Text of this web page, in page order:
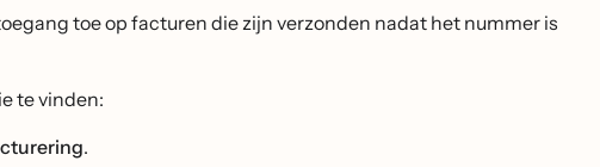
toe op facturen die zijn verzonden nadat het nummer is
te vinden:
.